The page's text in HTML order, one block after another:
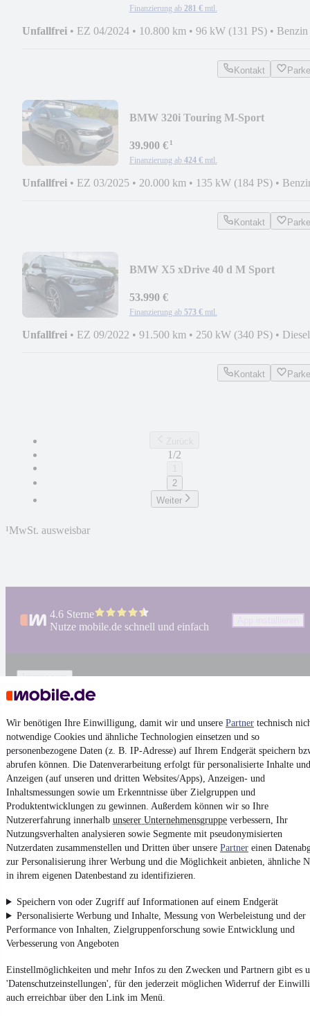
Wir benötigen Ihre Einwilligung, damit wir und unsere Partner technisch
notwendige Cookies und ähnliche Technologien einsetzen und so
personenbezogene Daten (z. B. IP-Adresse) auf Ihrem Endgerät speichern
abrufen können. Die Datenverarbeitung erfolgt für personalisierte Inhalte und
Anzeigen (auf unseren und dritten Websites/Apps), Anzeigen- und
Inhaltsmessungen sowie um Erkenntnisse über Zielgruppen und
Produktentwicklungen zu gewinnen. Außerdem können wir so Ihre
Nutzererfahrung innerhalb unserer Unternehmensgruppe verbessern, Ihr
Nutzungsverhalten analysieren sowie Segmente mit pseudonymisierten
Nutzerdaten zusammenstellen und Dritten über unsere Partner einen
zur Personalisierung ihrer Werbung und die Möglichkeit anbieten, ähnliche
in ihrem eigenen Datenbestand zu identifizieren.
Speichern von oder Zugriff auf Informationen auf einem Endgerät
Personalisierte Werbung und Inhalte, Messung von Werbeleistung und der
Performance von Inhalten, Zielgruppenforschung sowie Entwicklung und
Verbesserung von Angeboten
Einstellmöglichkeiten und mehr Infos zu den Zwecken und Partnern gibt es
'Datenschutzeinstellungen', für den jederzeit möglichen Widerruf der
auch erreichbar über den Link im Menü.
Finanzierung ab 281 € mtl.
Unfallfrei • EZ 04/2024 • 10.800 km • 96 kW (131 PS) • Benzin
Kontakt
BMW 320i Touring M-Sport
39.900 €¹
Finanzierung ab 424 € mtl.
Unfallfrei • EZ 03/2025 • 20.000 km • 135 kW (184 PS) •
Kontakt
BMW X5 xDrive 40 d M Sport
53.990 €
Finanzierung ab 573 € mtl.
Unfallfrei • EZ 09/2022 • 91.500 km • 250 kW (340 PS) • Diesel
Kontakt
1/2
2
Weiter
¹MwSt. ausweisbar
4.6 Sterne
Nutze mobile.de schnell und einfach
Impressum
AGB
Vertrag widerrufen
Datenschutz
Datenschutzeinstellungen
Erklärung zur Barrierefreiheit
Report Security Vulnerability (English)
Powered by
Weitere Fahrzeuge gibt es auf mobile.de, dem Marktplatz für